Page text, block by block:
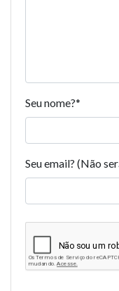
Seu nome?*
Seu email? (Não